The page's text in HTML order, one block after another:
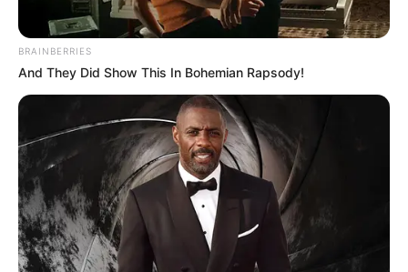
BRAINBERRIES
And They Did Show This In Bohemian Rapsody!